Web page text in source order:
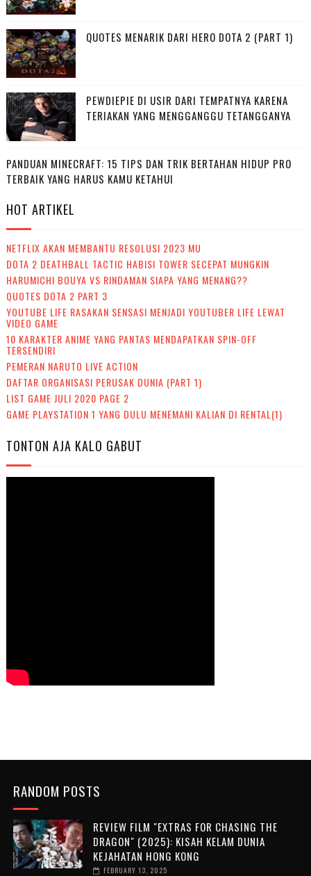
QUOTES MENARIK DARI HERO DOTA 2 (PART 1)
PEWDIEPIE DI USIR DARI TEMPATNYA KARENA
TERIAKAN YANG MENGGANGGU TETANGGANYA
PANDUAN MINECRAFT: 15 TIPS DAN TRIK BERTAHAN HIDUP PRO
TERBAIK YANG HARUS KAMU KETAHUI
HOT ARTIKEL
NETFLIX AKAN MEMBANTU RESOLUSI 2023 MU
DOTA 2 DEATHBALL TACTIC HABISI TOWER SECEPAT MUNGKIN
HARUMICHI BOUYA VS RINDAMAN SIAPA YANG MENANG??
QUOTES DOTA 2 PART 3
YOUTUBE LIFE RASAKAN SENSASI MENJADI YOUTUBER LIFE LEWAT
VIDEO GAME
10 KARAKTER ANIME YANG PANTAS MENDAPATKAN SPIN-OFF
TERSENDIRI
PEMERAN NARUTO LIVE ACTION
DAFTAR ORGANISASI PERUSAK DUNIA (PART 1)
LIST GAME JULI 2020 PAGE 2
GAME PLAYSTATION 1 YANG DULU MENEMANI KALIAN DI RENTAL(1)
TONTON AJA KALO GABUT
RANDOM POSTS
REVIEW FILM "EXTRAS FOR CHASING THE
DRAGON" (2025): KISAH KELAM DUNIA
KEJAHATAN HONG KONG
FEBRUARY 13, 2025